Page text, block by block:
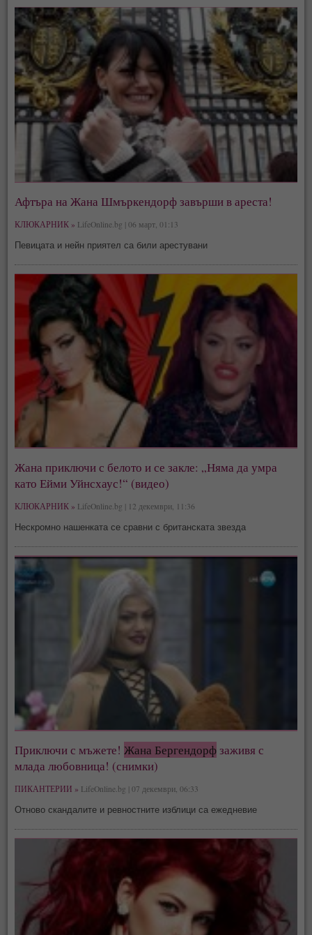
Афтъра на Жана Шмъркендорф завърши в ареста!
КЛЮКАРНИК » LifeOnline.bg | 06 март, 01:13
Певицата и нейн приятел са били арестувани
Жана приключи с белото и се закле: „Няма да умра
като Ейми Уйнсхаус!“ (видео)
КЛЮКАРНИК » LifeOnline.bg | 12 декември, 11:36
Нескромно нашенката се сравни с британската звезда
Приключи с мъжете!Жана Бергендорф заживя с
млада любовница! (снимки)
ПИКАНТЕРИИ » LifeOnline.bg | 07 декември, 06:33
Отново скандалите и ревностните изблици са ежедневие